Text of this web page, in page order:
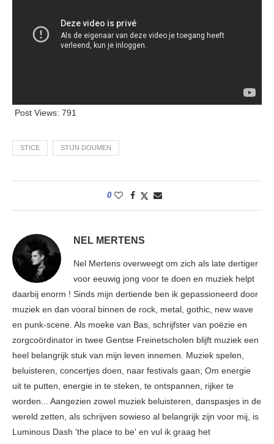
Post Views: 791
STICE STIJN DOUMEN
0
NEL MERTENS
Nel Mertens overweegt om zich als late dertiger
voor eeuwig jong voor te doen en muziek helpt
daarbij enorm ! Sinds mijn dertiende ben ik gepassioneerd door
muziek en dan vooral binnen de rock, metal, gothic, new wave
en punk-scene. Als moeke van Bas, schrijfster van poëzie en
zorgcoördinator in twee Gentse Freinetscholen blijft muziek een
heel belangrijk stuk van mijn leven innemen. Muziek spelen,
beluisteren, concertjes doen, naar festivals gaan; Om energie
uit te putten, energie in te steken, te ontspannen, rijker te
worden... Aangezien zowel muziek beluisteren, danspasjes in de
wereld zetten, als schrijven sowieso al belangrijk zijn voor mij, is
Luminous Dash 'the place to be' en vul ik graag het